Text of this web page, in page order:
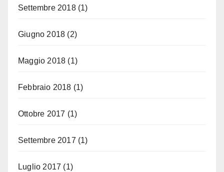
Settembre 2018(1)
Giugno 2018 (2)
Maggio 2018 (1)
Febbraio 2018 (1)
Ottobre 2017 (1)
Settembre 2017 (1)
Luglio 2017 (1)